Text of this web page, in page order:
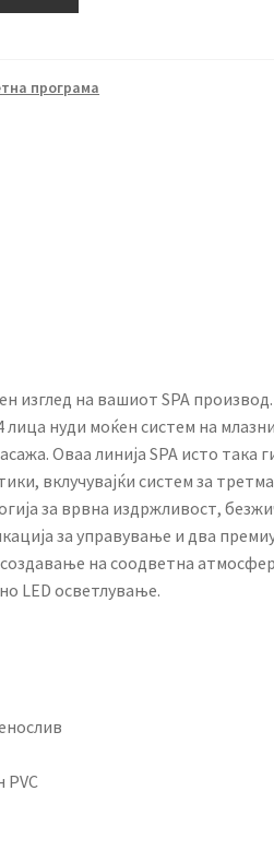
програма
изглед на вашиот SPA производ.
лица нуди моќен систем на
Оваа линија SPA исто така
вклучувајќи систем за
за врвна издржливост,
за управување и два
на соодветна
LED осветлување.
PVC